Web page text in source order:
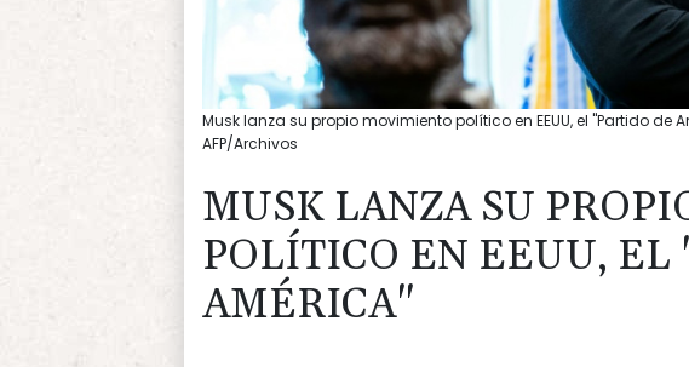
Musk lanza su propio movimiento político en EEUU, el "Partido de
AFP/Archivos
MUSK LANZA SU
POLÍTICO EN EEUU, EL
AMÉRICA"